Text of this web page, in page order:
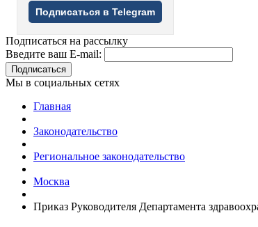
Подписаться в Telegram
Подписаться на рассылку
Введите ваш E-mail:
Подписаться
Мы в социальных сетях
Главная
Законодательство
Региональное законодательство
Москва
Приказ Руководителя Департамента